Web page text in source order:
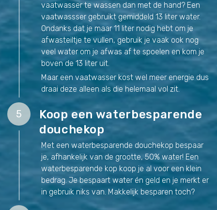
vaatwasser te wassen dan met de hand? Een
vaatwassser gebruikt gemiddeld 13 liter water.
Ondanks dat je maar 11 liter nodig hebt om je
afwasteiltje te vullen, gebruik je vaak ook nog
veel water om je afwas af te spoelen en kom je
boven de 13 liter uit.
Maar een vaatwasser kost wel meer energie dus
draai deze alleen als die helemaal vol zit.
5
Koop een waterbesparende
douchekop
Met een waterbesparende douchekop bespaar
je, afhankelijk van de grootte, 50% water! Een
waterbesparende kop koop je al voor een klein
bedrag. Je bespaart water én geld en je merkt er
in gebruik niks van. Makkelijk besparen toch?